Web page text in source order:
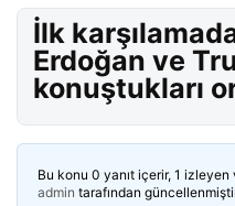
İlk
Erdoğan ve
konuştukları
Bu konu 0 yanıt içerir, 1 izleyen
admin tarafından